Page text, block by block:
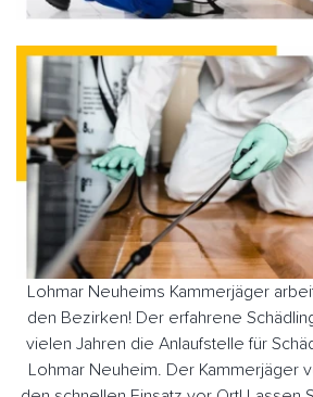
Lohmar Neuheims Kammerjäger
den Bezirken! Der erfahrene
vielen Jahren die Anlaufstelle für
Lohmar Neuheim. Der Kammerjäger